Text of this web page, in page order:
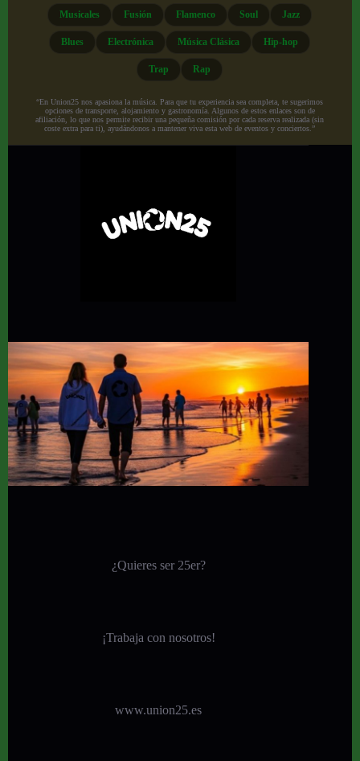
Musicales Fusión Flamenco Soul Jazz
Blues Electrónica Música Clásica Hip-hop
Trap Rap
“En Union25 nos apasiona la música. Para que tu experiencia sea completa, te sugerimos
opciones de transporte, alojamiento y gastronomía. Algunos de estos enlaces son de
afiliación, lo que nos permite recibir una pequeña comisión por cada reserva realizada (sin
coste extra para ti), ayudándonos a mantener viva esta web de eventos y conciertos.”
¿Quieres ser 25er?
¡Trabaja con nosotros!
www.union25.es